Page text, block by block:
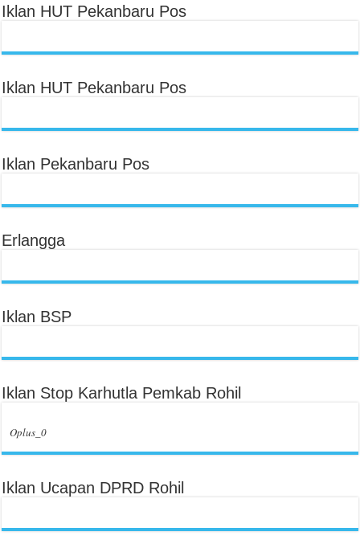
Iklan HUT Pekanbaru Pos
Iklan HUT Pekanbaru Pos
Iklan Pekanbaru Pos
Erlangga
Iklan BSP
Iklan Stop Karhutla Pemkab Rohil
Oplus_0
Iklan Ucapan DPRD Rohil